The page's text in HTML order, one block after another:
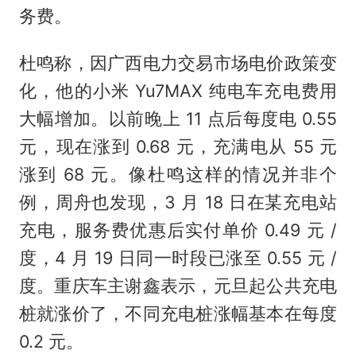
务费。
杜鸣称，因广西电力交易市场电价政策变
化，他的小米 Yu7MAX 纯电车充电费用
大幅增加。以前晚上 11 点后每度电 0.55
元，现在涨到 0.68 元，充满电从 55 元
涨到 68 元。像杜鸣这样的情况并非个
例，周舟也发现，3 月 18 日在某充电站
充电，服务费优惠后实付单价 0.49 元 /
度，4 月 19 日同一时段已涨至 0.55 元 /
度。重庆车主谢鑫表示，元旦起公共充电
桩就涨价了，不同充电桩涨幅基本在每度
0.2 元。